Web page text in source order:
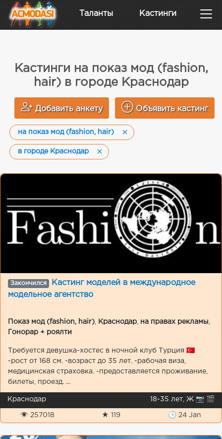
Таланты Кастинги
Кастинги на показ мод (fashion,
hair) в городе Краснодар
Добавить анкету Объявить кастинг
на показ мод (fashion, hair)
в городе Краснодар
Закончился
Кастинг моделей в международное
модельное агентство
Показ мод (fashion, hair) Краснодар на правах рекламы
Гонорар + роялти
Требуется девушка-хостес в ночной клуб Турция 🇹🇷
-рост от 168 см. -возраст до 35 лет. -рабочая виза,
медицинская страховка. -предоставляется проживание,
билеты, проезд. ...
Краснодар 18-35 лет, Ж 📷 🎬
👁 257018 ★ 119 🕒 24 Jan